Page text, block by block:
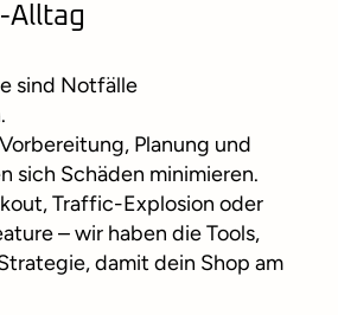
Alltag
sind Notfälle
Planung und
sich Schäden minimieren.
Traffic-Explosion oder
– wir haben die Tools,
damit dein Shop am